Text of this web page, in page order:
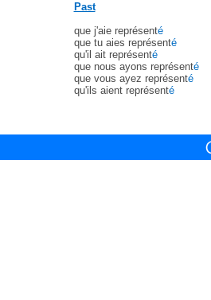
Past
que j'aie représenté
que tu aies représenté
qu'il ait représenté
que nous ayons représenté
que vous ayez représenté
qu'ils aient représenté